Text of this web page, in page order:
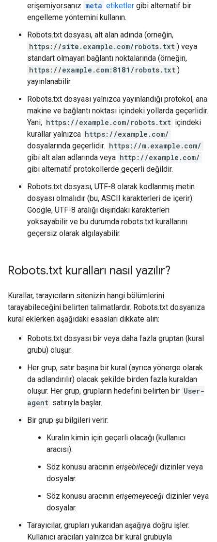
erişemiyorsanız meta etiketler gibi alternatif bir
engelleme yöntemini kullanın.
Robots.txt dosyası, alt alan adında (örneğin,
https://site .example.com/robots.txt ) veya
standart olmayan bağlantı noktalarında (örneğin,
https://example.com: 8181 /robots.txt )
yayınlanabilir.
Robots.txt dosyası yalnızca yayınlandığı protokol, ana
makine ve bağlantı noktası içindeki yollarda geçerlidir.
Yani, https://example.com/robots.txt içindeki
kurallar yalnızca https://example.com/
dosyalarında geçerlidir. https://m.example.com/
gibi alt alan adlarında veya http://example.com/
gibi alternatif protokollerde geçerli değildir.
Robots.txt dosyası, UTF-8 olarak kodlanmış metin
dosyası olmalıdır (bu, ASCII karakterleri de içerir).
Google, UTF-8 aralığı dışındaki karakterleri
yoksayabilir ve bu durumda robots.txt kurallarını
geçersiz olarak algılayabilir.
Robots.txt kuralları nasıl yazılır?
Kurallar, tarayıcıların sitenizin hangi bölümlerini
tarayabileceğini belirten talimatlardır. Robots.txt dosyanıza
kural eklerken aşağıdaki esasları dikkate alın:
Robots.txt dosyası bir veya daha fazla gruptan (kural
grubu) oluşur.
Her grup, satır başına bir kural (ayrıca yönerge olarak
da adlandırılır) olacak şekilde birden fazla kuraldan
oluşur. Her grup, grupların hedefini belirten bir User-
agent satırıyla başlar.
Bir grup şu bilgileri verir:
Kuralın kimin için geçerli olacağı (kullanıcı
aracısı).
Söz konusu aracının erişebileceği dizinler veya
dosyalar.
Söz konusu aracının erişemeyeceği dizinler veya
dosyalar.
Tarayıcılar, grupları yukarıdan aşağıya doğru işler.
Kullanıcı aracıları yalnızca bir kural grubuyla